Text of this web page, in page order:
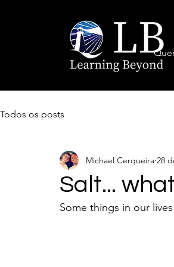
Todos os posts
Salt...
Michael Cerqueira 28
Some things in our